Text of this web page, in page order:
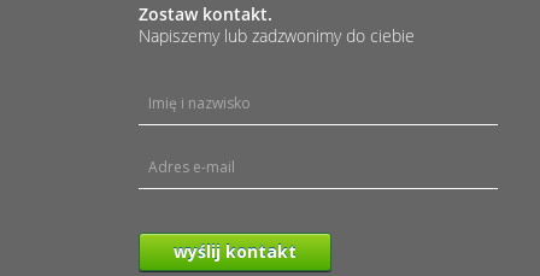
Zostaw kontakt.
Napiszemy lub zadzwonimy do ciebie
wyślij kontakt